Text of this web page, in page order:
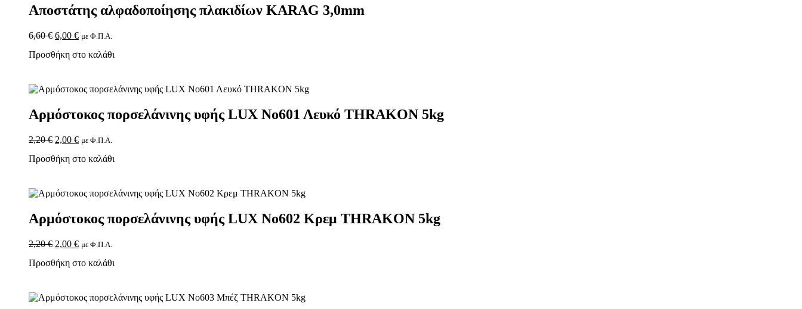
Αποστάτης αλφαδοποίησης πλακιδίων KARAG 3,0mm
6,60€ 6,00 € με Φ.Π.Α.
Προσθήκη στο καλάθι
Αρμόστοκος πορσελάνινης υφής LUX Nο601 Λευκό THRAKON 5kg
2,20€ 2,00 € με Φ.Π.Α.
Προσθήκη στο καλάθι
Αρμόστοκος πορσελάνινης υφής LUX Nο602 Κρεμ THRAKON 5kg
2,20€ 2,00 € με Φ.Π.Α.
Προσθήκη στο καλάθι